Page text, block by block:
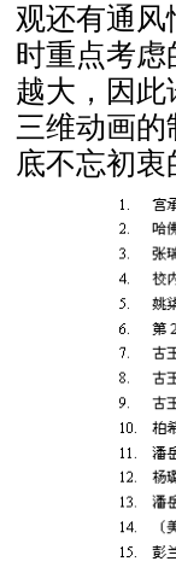
观还有通
时重点考
越大，因
三维动画
底不忘初